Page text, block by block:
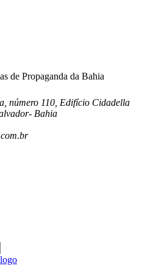
de Propaganda da Bahia
número 110, Edifício Cidadella
Bahia